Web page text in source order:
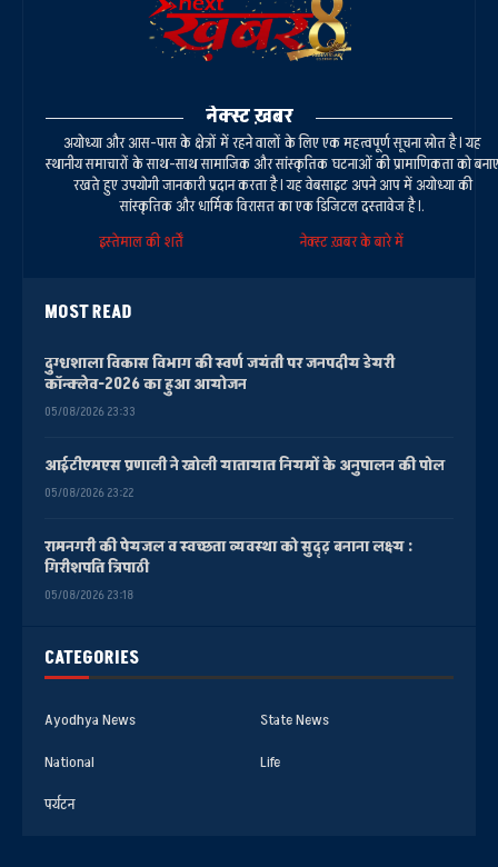
CATEGORIES
Ayodhya News
State News
National
Life
पर्यटन
नेक्स्ट ख़बर
अयोध्या और आस-पास के क्षेत्रों में रहने वालों के लिए एक महत्वपूर्ण सूचना स्रोत है। यह
स्थानीय समाचारों के साथ-साथ सामाजिक और सांस्कृतिक घटनाओं की प्रामाणिकता को बनाए
रखते हुए उपयोगी जानकारी प्रदान करता है। यह वेबसाइट अपने आप में अयोध्या की
सांस्कृतिक और धार्मिक विरासत का एक डिजिटल दस्तावेज है।.
इस्तेमाल की शर्तें
नेक्स्ट ख़बर के बारे में
MOST READ
दुग्धशाला विकास विभाग की स्वर्ण जयंती पर जनपदीय डेयरी
कॉन्क्लेव-2026 का हुआ आयोजन
05/08/2026 23:33
आईटीएमएस प्रणाली ने खोली यातायात नियमों के अनुपालन की पोल
05/08/2026 23:22
रामनगरी की पेयजल व स्वच्छता व्यवस्था को सुदृढ़ बनाना लक्ष्य :
गिरीशपति त्रिपाठी
05/08/2026 23:18